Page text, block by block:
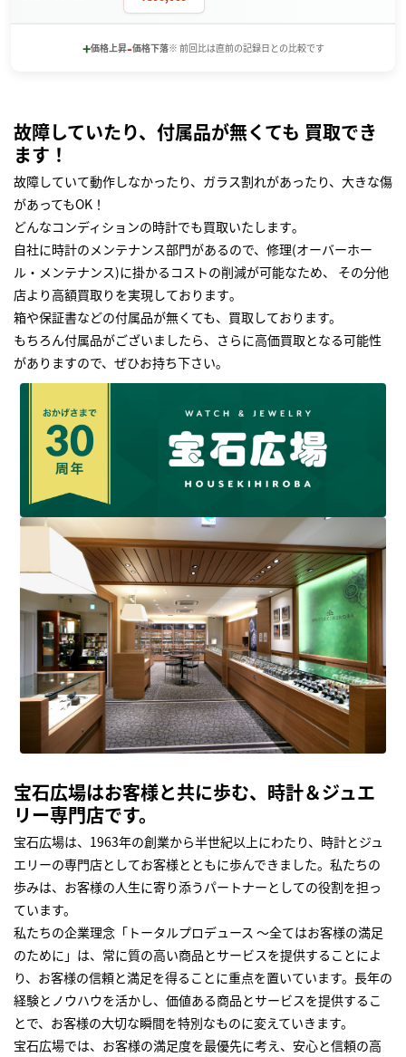
+価格上昇-価格下落※ 前回比は直前の記録日との比較です
故障していたり、付属品が無くても 買取でき
ます！
故障していて動作しなかったり、ガラス割れがあったり、大きな傷
があってもOK！
どんなコンディションの時計でも買取いたします｡
自社に時計のメンテナンス部門があるので、修理(オーバーホー
ル・メンテナンス)に掛かるコストの削減が可能なため、 その分他
店より高額買取りを実現しております｡
箱や保証書などの付属品が無くても、買取しております。
もちろん付属品がございましたら、さらに高価買取となる可能性
がありますので、ぜひお持ち下さい｡
宝石広場はお客様と共に歩む、時計＆ジュエ
リー専門店です。
宝石広場は、1963年の創業から半世紀以上にわたり、時計とジュ
エリーの専門店としてお客様とともに歩んできました。私たちの
歩みは、お客様の人生に寄り添うパートナーとしての役割を担っ
ています。
私たちの企業理念「トータルプロデュース ～全てはお客様の満足
のために」は、常に質の高い商品とサービスを提供することによ
り、お客様の信頼と満足を得ることに重点を置いています。長年の
経験とノウハウを活かし、価値ある商品とサービスを提供するこ
とで、お客様の大切な瞬間を特別なものに変えていきます。
宝石広場では、お客様の満足度を最優先に考え、安心と信頼の高